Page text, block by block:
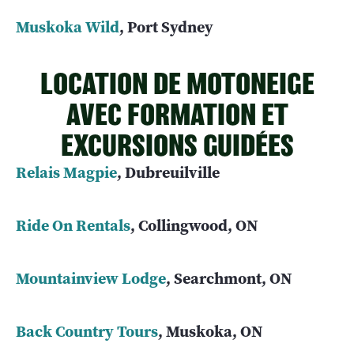
Muskoka Wild, Port Sydney
LOCATION DE MOTONEIGE
AVEC FORMATION ET
EXCURSIONS GUIDÉES
Relais Magpie, Dubreuilville
Ride On Rentals, Collingwood, ON
Mountainview Lodge, Searchmont, ON
Back Country Tours, Muskoka, ON